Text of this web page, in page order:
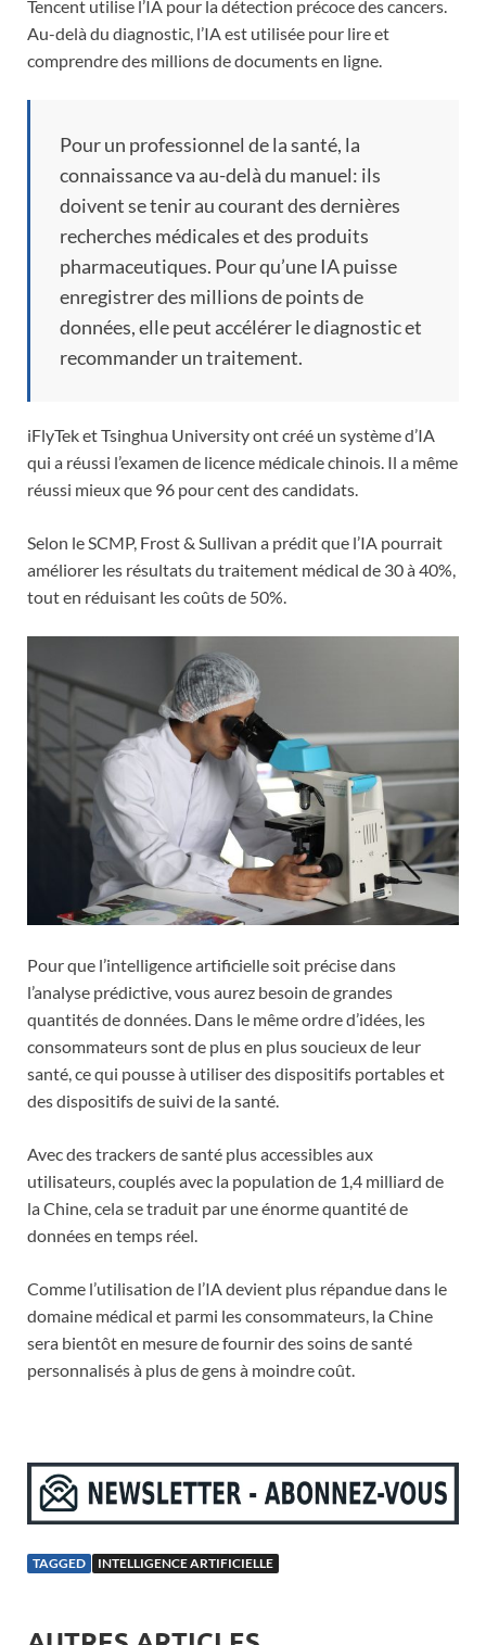
Tencent utilise l’IA pour la détection précoce des cancers.
Au-delà du diagnostic, l’IA est utilisée pour lire et
comprendre des millions de documents en ligne.
Pour un professionnel de la santé, la
connaissance va au-delà du manuel: ils
doivent se tenir au courant des dernières
recherches médicales et des produits
pharmaceutiques. Pour qu’une IA puisse
enregistrer des millions de points de
données, elle peut accélérer le diagnostic et
recommander un traitement.
iFlyTek et Tsinghua University ont créé un système d’IA
qui a réussi l’examen de licence médicale chinois. Il a même
réussi mieux que 96 pour cent des candidats.
Selon le SCMP, Frost & Sullivan a prédit que l’IA pourrait
améliorer les résultats du traitement médical de 30 à 40%,
tout en réduisant les coûts de 50%.
Pour que l’intelligence artificielle soit précise dans
l’analyse prédictive, vous aurez besoin de grandes
quantités de données. Dans le même ordre d’idées, les
consommateurs sont de plus en plus soucieux de leur
santé, ce qui pousse à utiliser des dispositifs portables et
des dispositifs de suivi de la santé.
Avec des trackers de santé plus accessibles aux
utilisateurs, couplés avec la population de 1,4 milliard de
la Chine, cela se traduit par une énorme quantité de
données en temps réel.
Comme l’utilisation de l’IA devient plus répandue dans le
domaine médical et parmi les consommateurs, la Chine
sera bientôt en mesure de fournir des soins de santé
personnalisés à plus de gens à moindre coût.
TAGGED INTELLIGENCE ARTIFICIELLE